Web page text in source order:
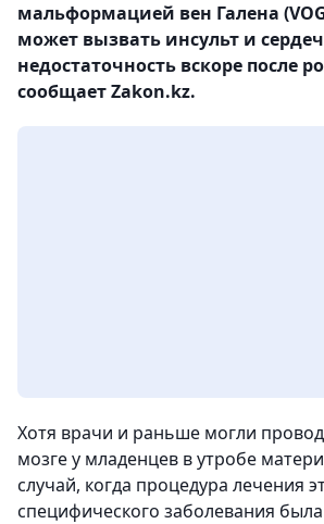
мальформацией вен Галена
может вызвать инсульт и
недостаточность вскоре после
сообщает Zakon.kz.
Хотя врачи и раньше могли
мозге у младенцев в утробе
случай, когда процедура лечения
специфического заболевания